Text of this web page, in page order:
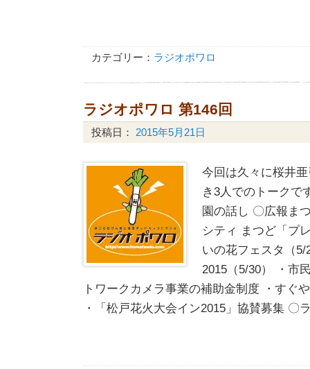
カテゴリー： ラジオポワロ
ラジオポワロ 第146回
投稿日： 2015年5月21日
今回は久々に桜井
き3人でのトークで
園の話し 〇広報ま
シティ まつど「プ
いの花フェスタ（
2015（5/30） ・市
トワークカメラ事業の補助金制度 ・すぐ
・「松戸花火大会イン2015」協賛募集 〇